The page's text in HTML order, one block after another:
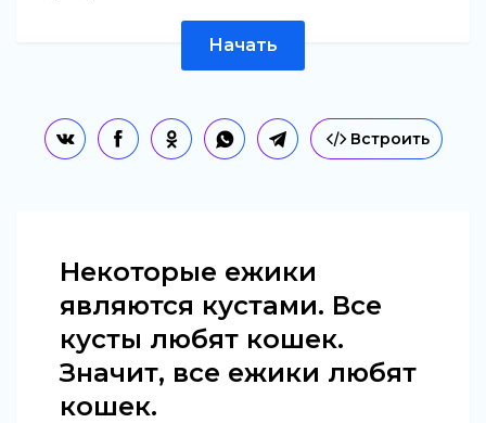
Начать
Встроить
Некоторые ежики
являются кустами. Все
кусты любят кошек.
Значит, все ежики любят
кошек.